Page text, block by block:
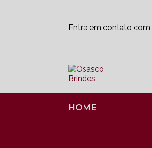
Entre em contato com
HOME